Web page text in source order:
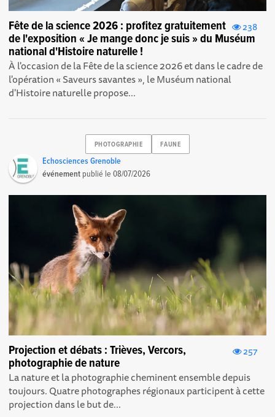
238
Fête de la science 2026 : profitez gratuitement
de l'exposition « Je mange donc je suis » du Muséum
national d'Histoire naturelle !
À l'occasion de la Fête de la science 2026 et dans le cadre de
l'opération « Saveurs savantes », le Muséum national
d'Histoire naturelle propose...
PHOTOGRAPHIE FAUNE
Echosciences Grenoble
événement publié le08/07/2026
257
Projection et débats : Trièves, Vercors,
photographie de nature
La nature et la photographie cheminent ensemble depuis
toujours. Quatre photographes régionaux participent à cette
projection dans le but de...